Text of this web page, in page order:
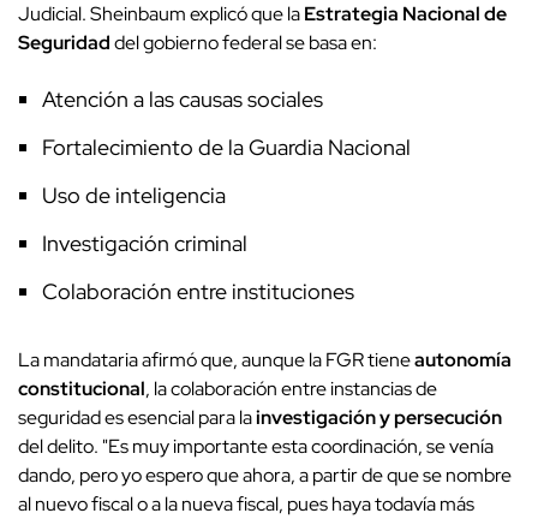
Judicial. Sheinbaum explicó que laEstrategia Nacional de
Seguridaddel gobierno federal se basa en:
Atención a las causas sociales
Fortalecimiento de la Guardia Nacional
Uso de inteligencia
Investigación criminal
Colaboración entre instituciones
La mandataria afirmó que, aunque la FGR tieneautonomía
constitucional, la colaboración entre instancias de
seguridad es esencial para lainvestigación y persecución
del delito. "Es muy importante esta coordinación, se venía
dando, pero yo espero que ahora, a partir de que se nombre
al nuevo fiscal o a la nueva fiscal, pues haya todavía más